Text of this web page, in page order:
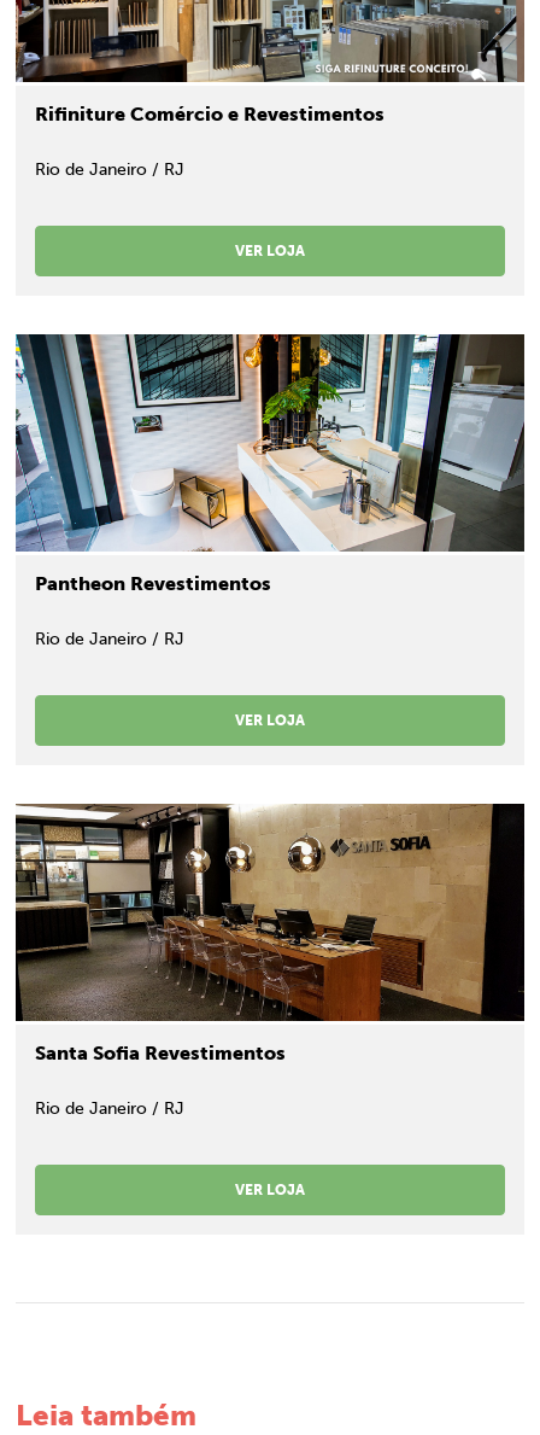
Rifiniture Comércio e Revestimentos
Rio de Janeiro / RJ
VER LOJA
Pantheon Revestimentos
Rio de Janeiro / RJ
VER LOJA
Santa Sofia Revestimentos
Rio de Janeiro / RJ
VER LOJA
Leia também